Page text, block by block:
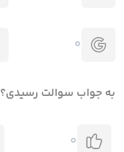
0
به جواب سوالت رسیدی؟
0